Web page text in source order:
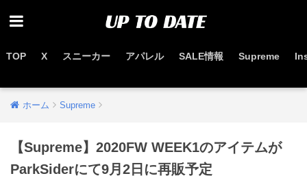
TOP X スニーカー アパレル SALE情報 Supreme
ホーム Supreme
【Supreme】2020FW WEEK1のアイテムが
ParkSiderにて9月2日に再販予定